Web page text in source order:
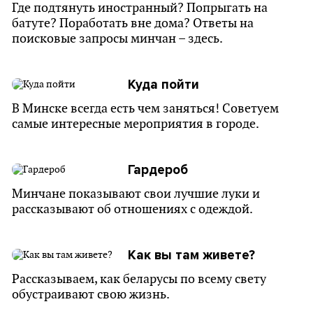
Где подтянуть иностранный? Попрыгать на
батуте? Поработать вне дома? Ответы на
поисковые запросы минчан – здесь.
Куда пойти
В Минске всегда есть чем заняться! Советуем
самые интересные мероприятия в городе.
Гардероб
Минчане показывают свои лучшие луки и
рассказывают об отношениях с одеждой.
Как вы там живете?
Рассказываем, как беларусы по всему свету
обустраивают свою жизнь.